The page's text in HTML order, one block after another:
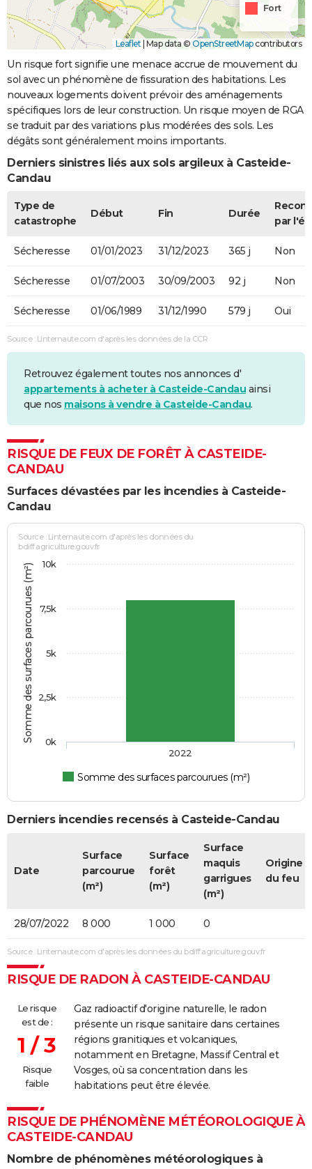
Fort
Leaflet Map data © OpenStreetMapcontributors
Un risque fort signifie une menace accrue de mouvement du
sol avec un phénomène de fissuration des habitations. Les
nouveaux logements doivent prévoir des aménagements
spécifiques lors de leur construction. Un risque moyen de RGA
se traduit par des variations plus modérées des sols. Les
dégâts sont généralement moins importants.
Derniers sinistres liés aux sols argileux à Casteide-
Candau
Type de
catastrophe
Début Fin Durée
par
Sécheresse 01/01/2023 31/12/2023 365 j Non
Sécheresse 01/07/2003 30/09/2003 92 j Non
Sécheresse 01/06/1989 31/12/1990 579 j Oui
Source : Linternaute.com d'après les données de la CCR
Retrouvez également toutes nos annonces d'
appartements à acheter à Casteide-Candau ainsi
que nos maisons à vendre à Casteide-Candau.
RISQUE DE FEUX DE FORÊT À CASTEIDE-
CANDAU
Surfaces dévastées par les incendies à Casteide-
Candau
Somme des surfaces parcourues (m²)
Source : Linternaute.com d'après les données du
bdiff.agriculture.gouv.fr
Somme des surfaces parcourues (m²)
2022
0k
2,5k
5k
7,5k
10k
Derniers incendies recensés à Casteide-Candau
Date
Surface
parcourue
(m²)
Surface
forêt
(m²)
Surface
maquis
garrigues
(m²)
Origine
du feu
28/07/2022 8 000 1 000 0
Source : Linternaute.com d'après les données du bdiff.agriculture.gouv.fr
RISQUE DE RADON À CASTEIDE-CANDAU
Le risque
est de :
1 / 3
Risque
faible
Gaz radioactif d'origine naturelle, le radon
présente un risque sanitaire dans certaines
régions granitiques et volcaniques,
notamment en Bretagne, Massif Central et
Vosges, où sa concentration dans les
habitations peut être élevée.
RISQUE DE PHÉNOMÈNE MÉTÉOROLOGIQUE À
CASTEIDE-CANDAU
Nombre de phénomènes météorologiques à